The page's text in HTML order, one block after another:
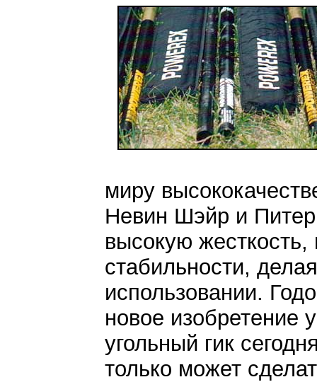
миру
Невин Шэйр и
высокую
стабильности,
использовании.
новое изобретение
угольный гик
только может